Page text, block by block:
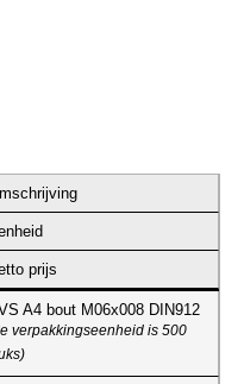
prijs
A4 bout M06x008 DIN912
verpakkingseenheid is 500